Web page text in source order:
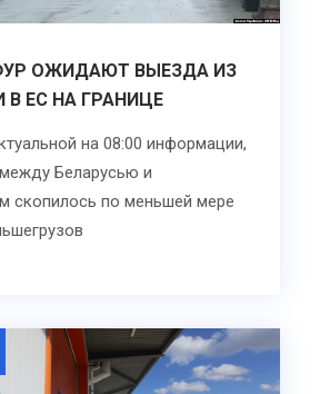
ОЖИДАЮТ ВЫЕЗДА ИЗ
В ЕС НА ГРАНИЦЕ
на 08:00 информации,
Беларусью и
скопилось по меньшей мере